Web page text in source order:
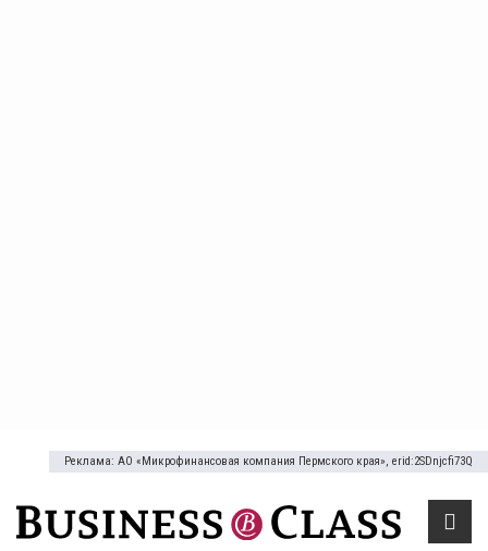
Реклама: АО «Микрофинансовая компания Пермского края», erid:2SDnjcfi73Q